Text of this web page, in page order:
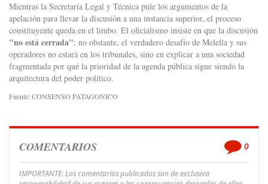
Mientras la Secretaría Legal y Técnica pule los argumentos de la
apelación para llevar la discusión a una instancia superior, el proceso
constituyente queda en el limbo. El oficialismo insiste en que la discusión
"no está cerrada"; no obstante, el verdadero desafío de Melella y sus
operadores no estará en los tribunales, sino en explicar a una sociedad
fragmentada por qué la prioridad de la agenda pública sigue siendo la
arquitectura del poder político.
Fuente: CONSENSO PATAGONICO
COMENTARIOS 0
IMPORTANTE: Los comentarios publicados son de exclusiva